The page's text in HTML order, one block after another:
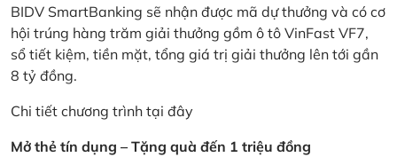
BIDV SmartBanking sẽ nhận được mã dự thưởng và có cơ
hội trúng hàng trăm giải thưởng gồm ô tô VinFast VF7,
sổ tiết kiệm, tiền mặt, tổng giá trị giải thưởng lên tới gần
8 tỷ đồng.
Chi tiết chương trình tại đây
Mở thẻ tín dụng – Tặng quà đến 1 triệu đồng